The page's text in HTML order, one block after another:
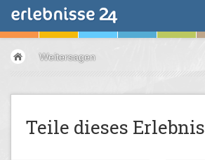
Weitersagen
Teile dieses Erlebnis